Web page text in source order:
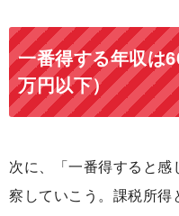
一番得する年収は
万円以下）
次に、「一番得すると感
察していこう。課税所得